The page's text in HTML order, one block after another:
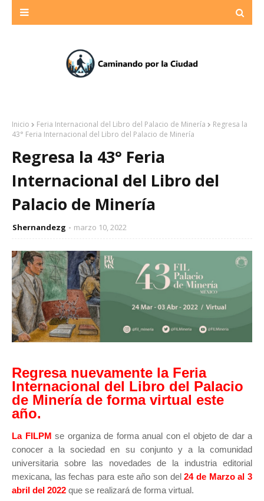
Inicio Feria Internacional del Libro del Palacio de Minería
Regresa la
43° Feria Internacional del Libro del Palacio de Minería
Regresa la 43° Feria
Internacional del Libro del
Palacio de Minería
Shernandezg marzo 10, 2022
Regresa nuevamente la Feria
Internacional del Libro del Palacio
de Minería de forma virtual este
año.
La FILPM se organiza de forma anual con el objeto de dar a
conocer a la sociedad en su conjunto y a la comunidad
universitaria sobre las novedades de la industria editorial
mexicana, las fechas para este año son del24 de Marzo al 3
abril del 2022 que se realizará de forma virtual.